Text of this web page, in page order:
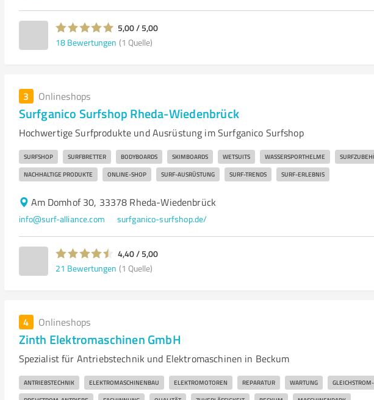
5,00 / 5,00
18 Bewertungen (1 Quelle)
3 Onlineshops
Surfganico Surfshop Rheda-Wiedenbrück
Hochwertige Surfprodukte und Ausrüstung im Surfganico Surfshop
SURFSHOP SURFBRETTER BODYBOARDS SKIMBOARDS WETSUITS WASSERSPORTHELME
NACHHALTIGE PRODUKTE ONLINE-SHOP SURF-AUSRÜSTUNG SURF-TRENDS SURF-ERLEBNIS
Am Domhof 30, 33378 Rheda-Wiedenbrück
info@surf-alliance.com surfganico-surfshop.de/
4,40 / 5,00
21 Bewertungen (1 Quelle)
4 Onlineshops
Zinth Elektromaschinen GmbH
Spezialist für Antriebstechnik und Elektromaschinen in Beckum
ANTRIEBSTECHNIK ELEKTROMASCHINENBAU ELEKTROMOTOREN REPARATUR WARTUNG